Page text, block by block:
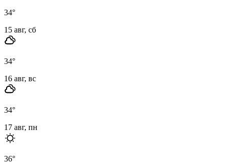
34°
15 авг, сб
34°
16 авг, вс
34°
17 авг, пн
36°